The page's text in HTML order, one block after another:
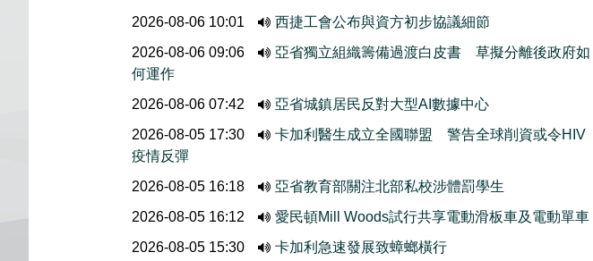
2026-08-06 10:01
西捷工會公布與資方初步協議細節
2026-08-06 09:06
亞省獨立組織籌備過渡白皮書 草擬分離後政府如
何運作
2026-08-06 07:42
亞省城鎮居民反對大型AI數據中心
2026-08-05 17:30
卡加利醫生成立全國聯盟 警告全球削資或令HIV
疫情反彈
2026-08-05 16:18
亞省教育部關注北部私校涉體罰學生
2026-08-05 16:12
愛民頓Mill Woods試行共享電動滑板車及電動單車
2026-08-05 15:30
卡加利急速發展致蟑螂橫行